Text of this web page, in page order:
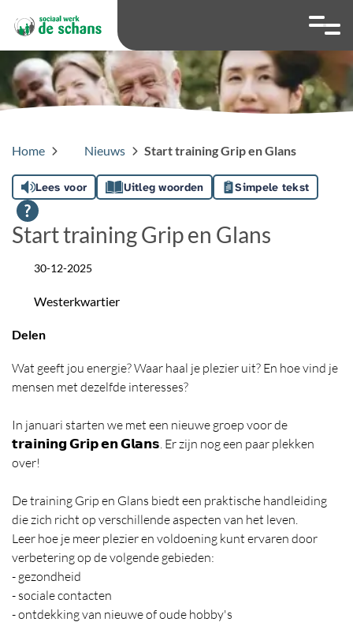
Hoog contrast
Ga naar
Home Nieuws Start training Grip en Glans
Lees voor Uitleg woorden Simpele tekst
Start training Grip en Glans
Datum
30-12-2025
LocatieWesterkwartier
Delen
Wat geeft jou energie? Waar haal je plezier uit? En hoe vind je
mensen met dezelfde interesses?
In januari starten we met een nieuwe groep voor de
𝘁𝗿𝗮𝗶𝗻𝗶𝗻𝗴 𝗚𝗿𝗶𝗽 𝗲𝗻 𝗚𝗹𝗮𝗻𝘀. Er zijn nog een paar plekken
over!
De training Grip en Glans biedt een praktische handleiding
die zich richt op verschillende aspecten van het leven.
Leer hoe je meer plezier en voldoening kunt ervaren door
verbetering op de volgende gebieden:
- gezondheid
- sociale contacten
- ontdekking van nieuwe of oude hobby's